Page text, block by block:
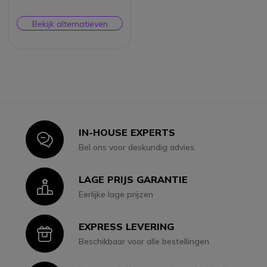
Bekijk alternatieven
IconIN-HOUSE EXPERTS
Bel ons voor deskundig advies
IconLAGE PRIJS GARANTIE
Eerlijke lage prijzen
IconEXPRESS LEVERING
Beschikbaar voor alle bestellingen